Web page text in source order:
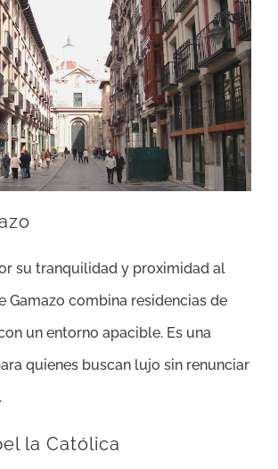
su tranquilidad y proximidad al
Gamazo combina residencias de
un entorno apacible. Es una
quienes buscan lujo sin renunciar
la Católica